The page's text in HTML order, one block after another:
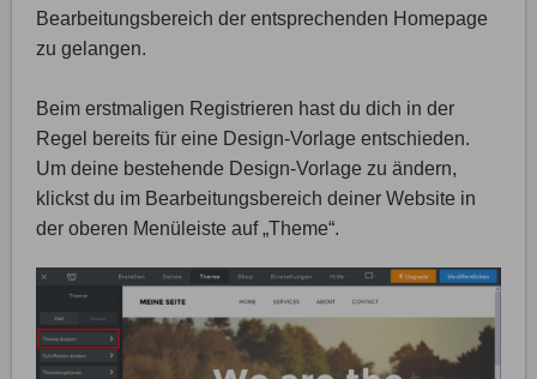
Bearbeitungsbereich der entsprechenden Homepage
zu gelangen.
Beim erstmaligen Registrieren hast du dich in der
Regel bereits für eine Design-Vorlage entschieden.
Um deine bestehende Design-Vorlage zu ändern,
klickst du im Bearbeitungsbereich deiner Website in
der oberen Menüleiste auf „Theme“.